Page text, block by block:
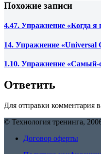
Похожие записи
4.47. Упражнение «Когда
14. Упражнение «Universal
1.10. Упражнение
Ответить
Для отправки комментария
© Технология тренинга,
Договор оферты